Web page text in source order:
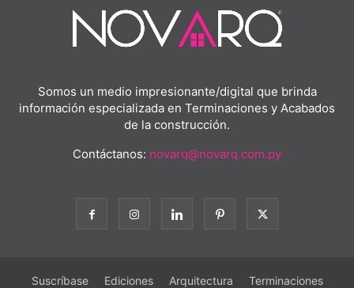
Somos un medio impresionante/digital que brinda
información especializada en Terminaciones y Acabados
de la construcción.
Contáctanos: novarq@novarq.com.py
Suscríbase Ediciones Arquitectura Terminaciones